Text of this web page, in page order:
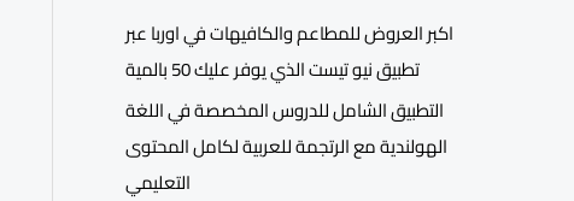
اكبر العروض للمطاعم والكافيهات في اوربا عبر
تطبيق نيو تيست الذي يوفر عليك 50 بالمية
التطبيق الشامل للدروس المخصصة في اللغة
الهولندية مع الرتجمة للعربية لكامل المحتوى
التعليمي